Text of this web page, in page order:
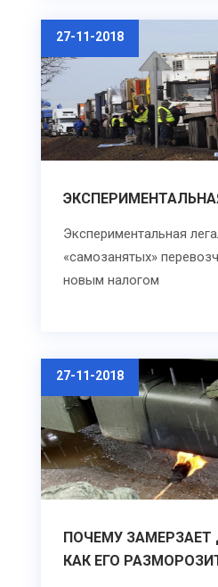
27-11-2018
Экспериментальная
«самозанятых»
новым налогом
27-11-2018
ПОЧЕМУ
КАК ЕГО